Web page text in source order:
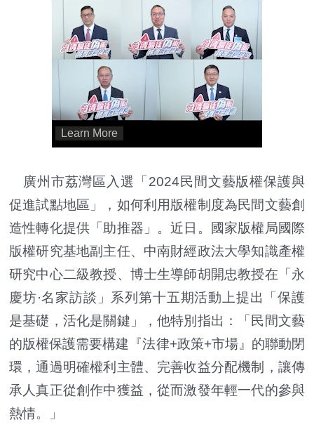
廣州市荔灣區入選「2024民間文藝版權保護與
促進試點地區」，如何利用版權制度為民間文藝創
造性轉化提供「助推器」。近日。國家版權局國際
版權研究基地副主任、中南財經政法大學知識產權
研究中心二級教授、博士生導師胡開忠教授在「永
慶坊·名家訪談」系列第十五期活動上提出「保護
是基礎，活化是關鍵」，他特別指出：「民間文藝
的版權保護需要構建『法律+政策+市場』的聯動閉
環，通過明確權利主體、完善收益分配機制，讓傳
承人真正從創作中獲益，從而激發年輕一代的參與
熱情。」